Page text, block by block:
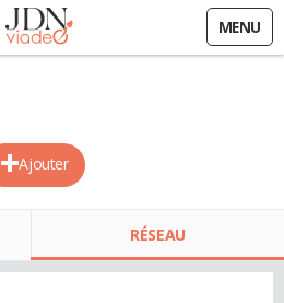
MENU
Ajouter
RÉSEAU